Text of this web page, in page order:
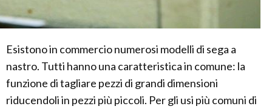
Esistono in commercio numerosi modelli di sega a
nastro. Tutti hanno una caratteristica in comune: la
funzione di tagliare pezzi di grandi dimensioni
riducendoli in pezzi più piccoli. Per gli usi più comuni di